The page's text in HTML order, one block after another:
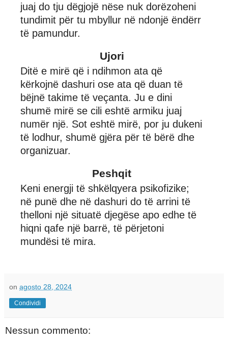
juaj do tju dëgjojë nëse nuk dorëzoheni
tundimit për tu mbyllur në ndonjë ëndërr
të pamundur.
Ujori
Ditë e mirë që i ndihmon ata që
kërkojnë dashuri ose ata që duan të
bëjnë takime të veçanta. Ju e dini
shumë mirë se cili eshtë armiku juaj
numër një. Sot eshtë mirë, por ju dukeni
të lodhur, shumë gjëra për të bërë dhe
organizuar.
Peshqit
Keni energji të shkëlqyera psikofizike;
në punë dhe në dashuri do të arrini të
thelloni një situatë djegëse apo edhe të
hiqni qafe një barrë, të përjetoni
mundësi të mira.
on agosto 28, 2024
Condividi
Nessun commento: